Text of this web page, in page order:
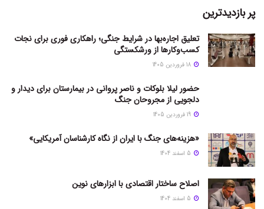
پر بازدیدترین
تعلیق اجاره‌بها در شرایط جنگی؛ راهکاری فوری برای نجات
کسب‌وکارها از ورشکستگی
حضور لیلا بلوکات و ناصر پروانی در بیمارستان برای دیدار و
دلجویی از مجروحان جنگ
«هزینه‌های جنگ با ایران از نگاه کارشناسان آمریکایی»
اصلاح ساختار اقتصادی با ابزارهای نوین